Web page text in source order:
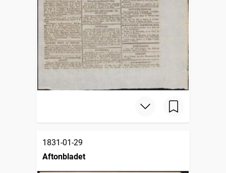
1831-01-29
Aftonbladet